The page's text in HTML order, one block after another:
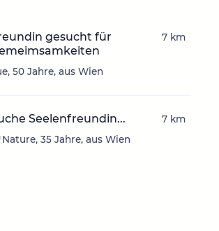
gesucht für
50 Jahre, aus Wien
7 km
Seelenfreundin...
35 Jahre, aus Wien
7 km